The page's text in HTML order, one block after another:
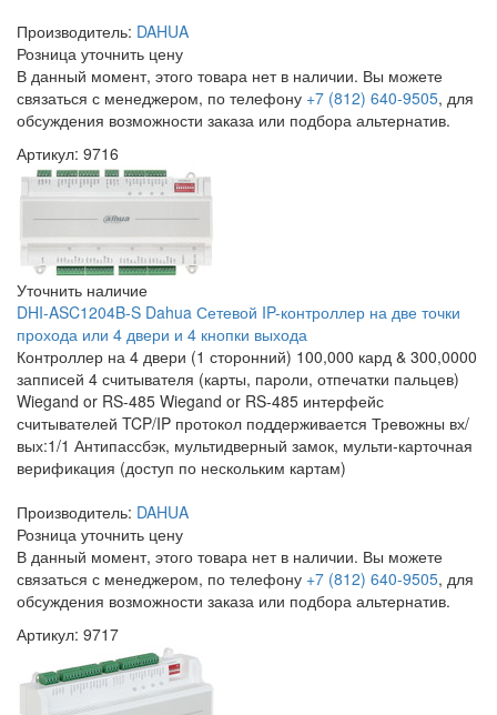
Производитель: DAHUA
Розница уточнить цену
В данный момент, этого товара нет в наличии. Вы можете
связаться с менеджером, по телефону +7 (812) 640-9505, для
обсуждения возможности заказа или подбора альтернатив.
Артикул: 9716
Уточнить наличие
DHI-ASC1204B-S Dahua Сетевой IP-контроллер на две точки
прохода или 4 двери и 4 кнопки выхода
Контроллер на 4 двери (1 сторонний) 100,000 кард & 300,0000
запписей 4 считывателя (карты, пароли, отпечатки пальцев)
Wiegand or RS-485 Wiegand or RS-485 интерфейс
считывателей TCP/IP протокол поддерживается Тревожны вх/
вых:1/1 Антипассбэк, мультидверный замок, мульти-карточная
верификация (доступ по нескольким картам)
Производитель: DAHUA
Розница уточнить цену
В данный момент, этого товара нет в наличии. Вы можете
связаться с менеджером, по телефону +7 (812) 640-9505, для
обсуждения возможности заказа или подбора альтернатив.
Артикул: 9717